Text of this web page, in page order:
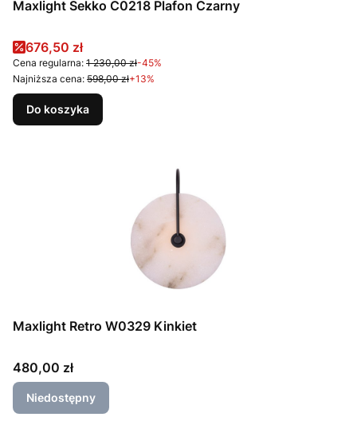
Maxlight Sekko C0218 Plafon Czarny
Cena promocyjna
676,50 zł
Cena regularna: 1 230,00 zł-45%
Najniższa cena: 598,00 zł+13%
Do koszyka
Maxlight Retro W0329 Kinkiet
Cena
480,00 zł
Niedostępny